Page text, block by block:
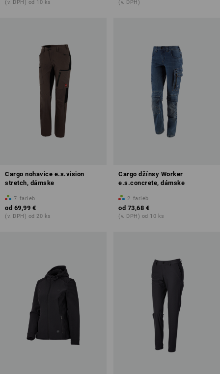
(v. DPH) od 10 ks (v. DPH)
Cargo nohavice e.s.vision
stretch, dámske
7 farieb
od 69,99 €
(v. DPH) od 20 ks
Cargo džínsy Worker
e.s.concrete, dámske
2 farieb
od 73,68 €
(v. DPH) od 10 ks